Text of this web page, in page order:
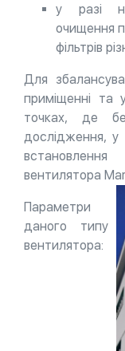
у разі
очищення
фільтрів
Для
приміщенні та
точках, де
дослідження, у
вентилятора
Параметри
даного типу
вентилятора: